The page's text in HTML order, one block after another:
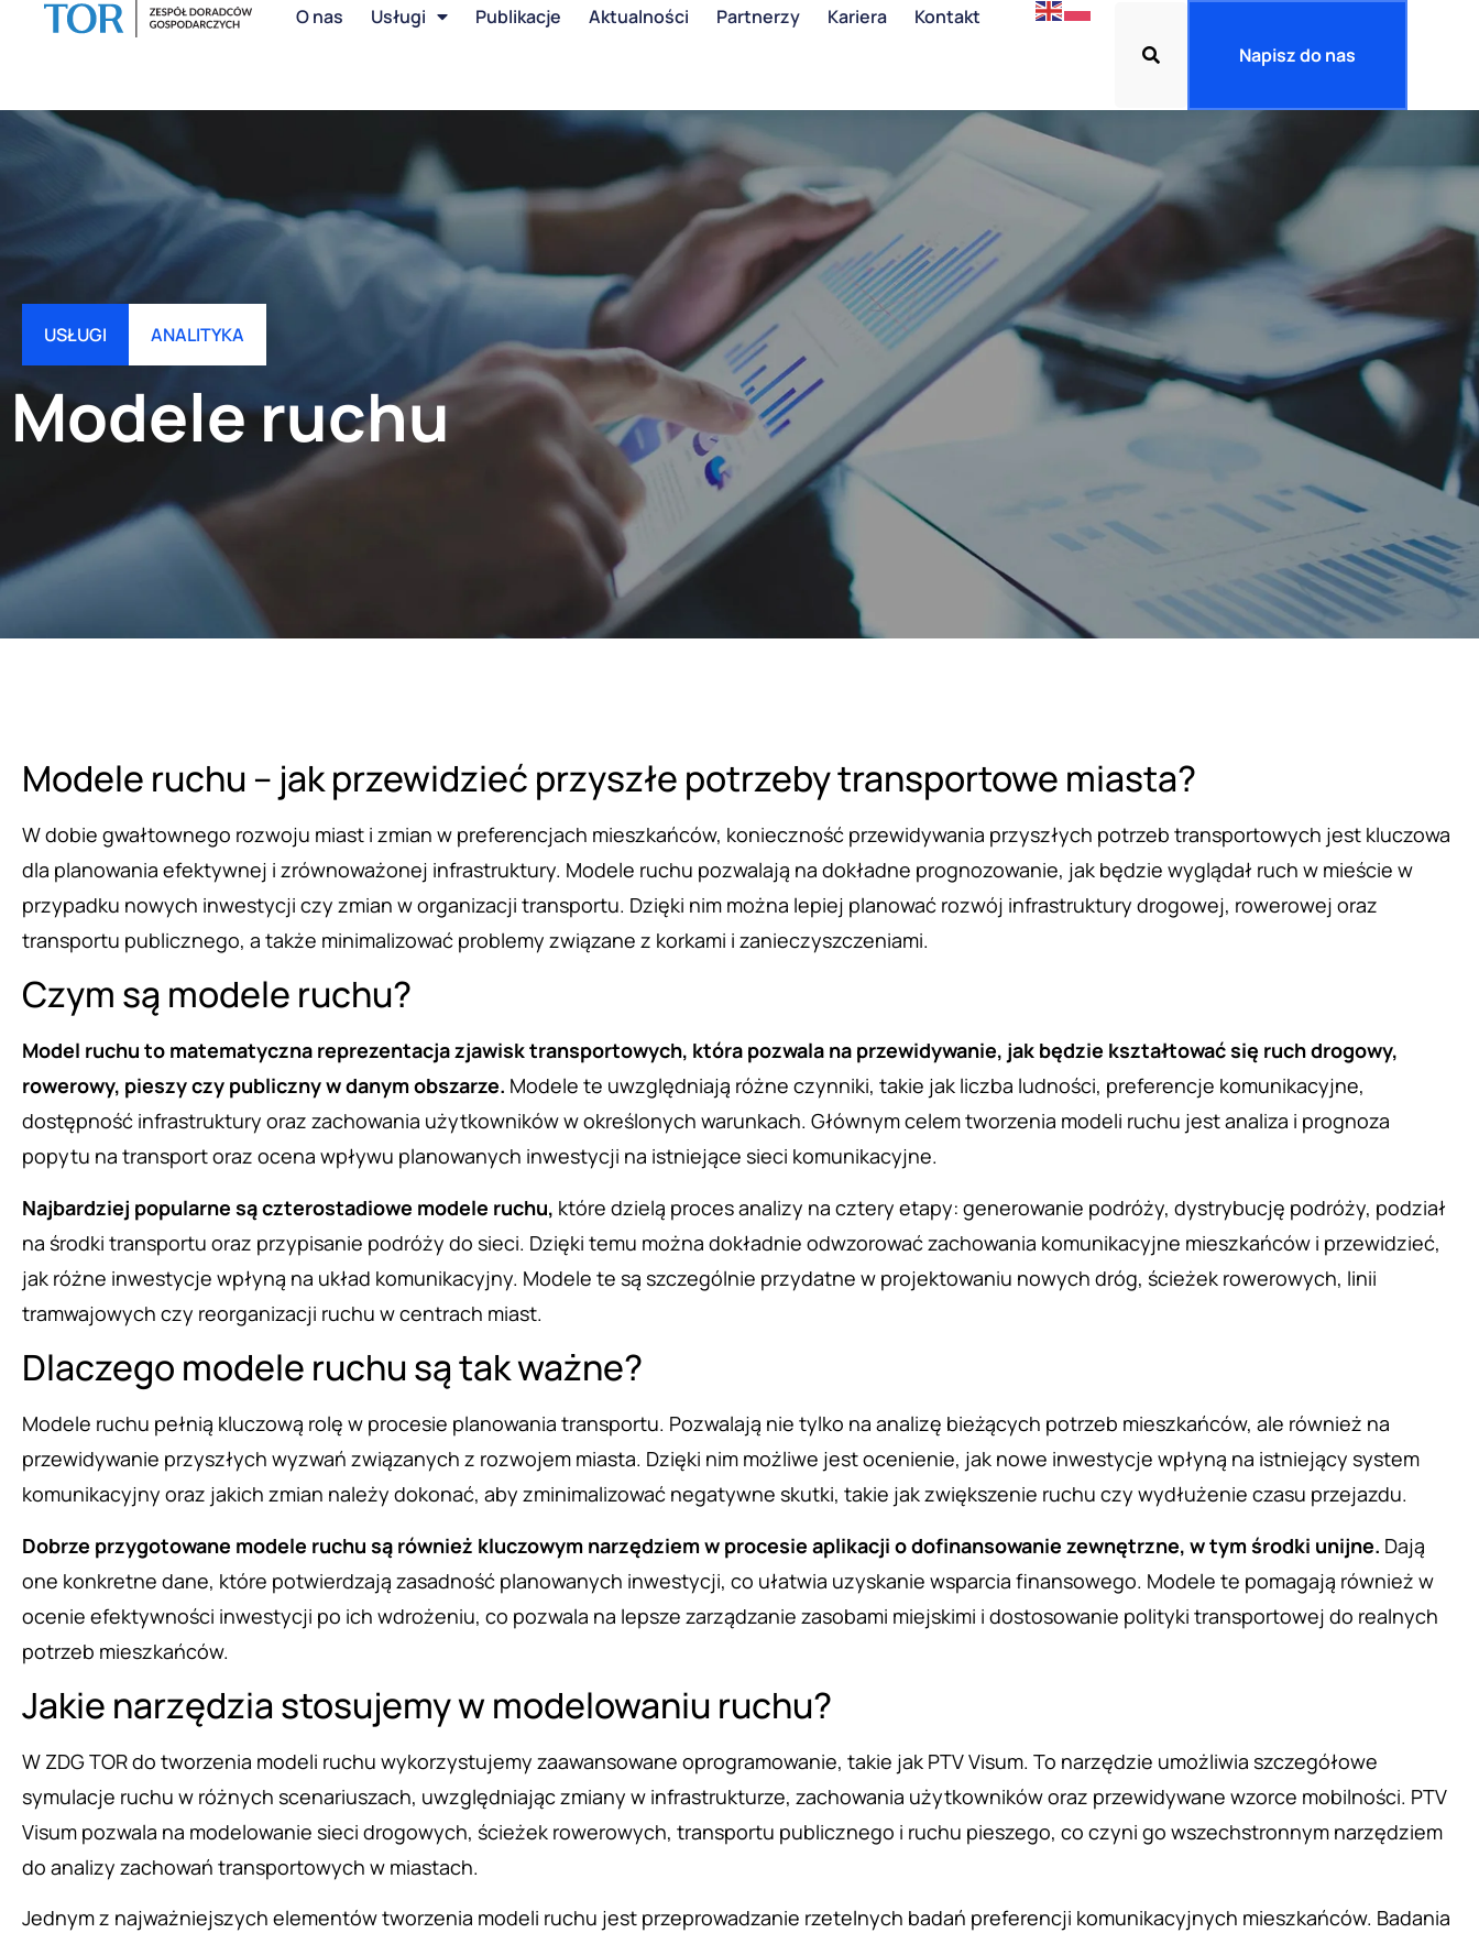
O nas Usługi Publikacje Aktualności Partnerzy Kariera
Kontakt
Napisz do nas
USŁUGI ANALITYKA
Modele ruchu
Modele ruchu – jak przewidzieć przyszłe potrzeby transportowe miasta?
W dobie gwałtownego rozwoju miast i zmian w preferencjach mieszkańców, konieczność przewidywania przyszłych potrzeb transportowych jest kluczowa
dla planowania efektywnej i zrównoważonej infrastruktury. Modele ruchu pozwalają na dokładne prognozowanie, jak będzie wyglądał ruch w mieście w
przypadku nowych inwestycji czy zmian w organizacji transportu. Dzięki nim można lepiej planować rozwój infrastruktury drogowej, rowerowej oraz
transportu publicznego, a także minimalizować problemy związane z korkami i zanieczyszczeniami.
Czym są modele ruchu?
Model ruchu to matematyczna reprezentacja zjawisk transportowych, która pozwala na przewidywanie, jak będzie kształtować się ruch drogowy,
rowerowy, pieszy czy publiczny w danym obszarze. Modele te uwzględniają różne czynniki, takie jak liczba ludności, preferencje komunikacyjne,
dostępność infrastruktury oraz zachowania użytkowników w określonych warunkach. Głównym celem tworzenia modeli ruchu jest analiza i prognoza
popytu na transport oraz ocena wpływu planowanych inwestycji na istniejące sieci komunikacyjne.
Najbardziej popularne są czterostadiowe modele ruchu, które dzielą proces analizy na cztery etapy: generowanie podróży, dystrybucję podróży, podział
na środki transportu oraz przypisanie podróży do sieci. Dzięki temu można dokładnie odwzorować zachowania komunikacyjne mieszkańców i przewidzieć,
jak różne inwestycje wpłyną na układ komunikacyjny. Modele te są szczególnie przydatne w projektowaniu nowych dróg, ścieżek rowerowych, linii
tramwajowych czy reorganizacji ruchu w centrach miast.
Dlaczego modele ruchu są tak ważne?
Modele ruchu pełnią kluczową rolę w procesie planowania transportu. Pozwalają nie tylko na analizę bieżących potrzeb mieszkańców, ale również na
przewidywanie przyszłych wyzwań związanych z rozwojem miasta. Dzięki nim możliwe jest ocenienie, jak nowe inwestycje wpłyną na istniejący system
komunikacyjny oraz jakich zmian należy dokonać, aby zminimalizować negatywne skutki, takie jak zwiększenie ruchu czy wydłużenie czasu przejazdu.
Dobrze przygotowane modele ruchu są również kluczowym narzędziem w procesie aplikacji o dofinansowanie zewnętrzne, w tym środki unijne. Dają
one konkretne dane, które potwierdzają zasadność planowanych inwestycji, co ułatwia uzyskanie wsparcia finansowego. Modele te pomagają również w
ocenie efektywności inwestycji po ich wdrożeniu, co pozwala na lepsze zarządzanie zasobami miejskimi i dostosowanie polityki transportowej do realnych
potrzeb mieszkańców.
Jakie narzędzia stosujemy w modelowaniu ruchu?
W ZDG TOR do tworzenia modeli ruchu wykorzystujemy zaawansowane oprogramowanie, takie jak PTV Visum. To narzędzie umożliwia szczegółowe
symulacje ruchu w różnych scenariuszach, uwzględniając zmiany w infrastrukturze, zachowania użytkowników oraz przewidywane wzorce mobilności. PTV
Visum pozwala na modelowanie sieci drogowych, ścieżek rowerowych, transportu publicznego i ruchu pieszego, co czyni go wszechstronnym narzędziem
do analizy zachowań transportowych w miastach.
Jednym z najważniejszych elementów tworzenia modeli ruchu jest przeprowadzanie rzetelnych badań preferencji komunikacyjnych mieszkańców. Badania